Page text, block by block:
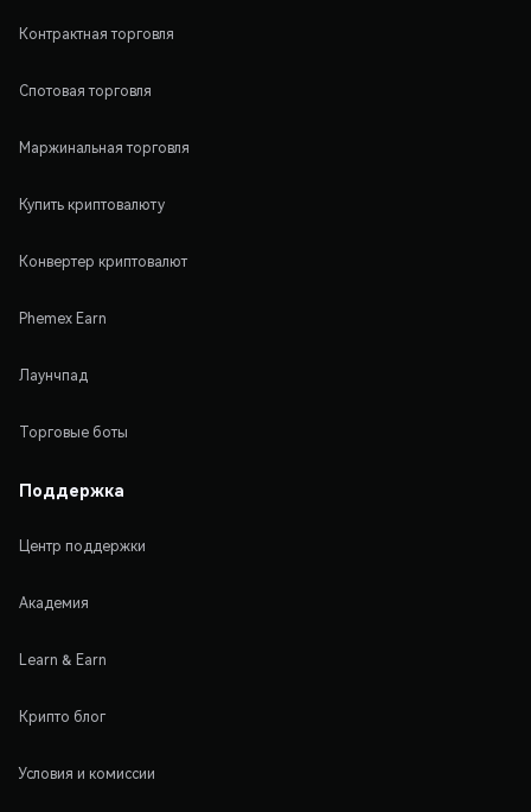
Контрактная торговля
Спотовая торговля
Маржинальная торговля
Купить криптовалюту
Конвертер криптовалют
Phemex Earn
Лаунчпад
Торговые боты
Поддержка
Центр поддержки
Академия
Learn & Earn
Крипто блог
Условия и комиссии